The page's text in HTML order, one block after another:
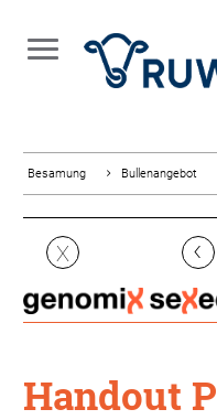
Besamung Bullenangebot
X ‹
Handout P